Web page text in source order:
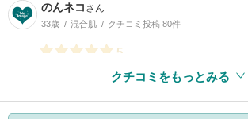
のんネコ さん
33歳 混合肌 クチコミ投稿 80件
5
クチコミをもっとみる